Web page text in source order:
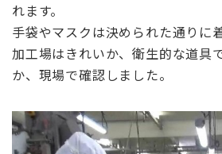
れます。
手袋やマスクは決められた通りに
加工場はきれいか、衛生的な道具
か、現場で確認しました。